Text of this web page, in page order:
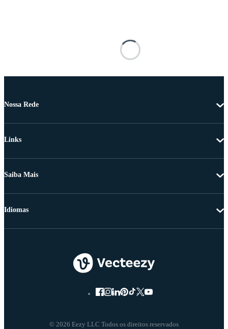
Nossa Rede
Links
Saiba Mais
© 2026 Eezy LLC Todos os direitos reservados
Idiomas